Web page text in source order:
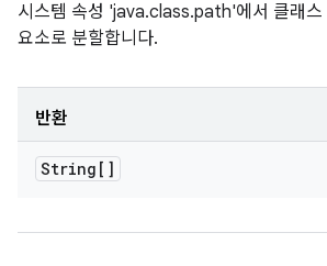
시스템 속성 'java.class.path'에서 클래스
요소로 분할합니다.
반환
String[]